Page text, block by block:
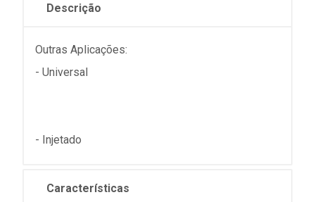
Descrição
Outras Aplicações:
- Universal
- Injetado
Características